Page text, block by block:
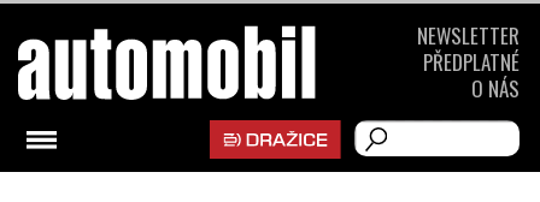
NEWSLETTER
PŘEDPLATNÉ
O NÁS